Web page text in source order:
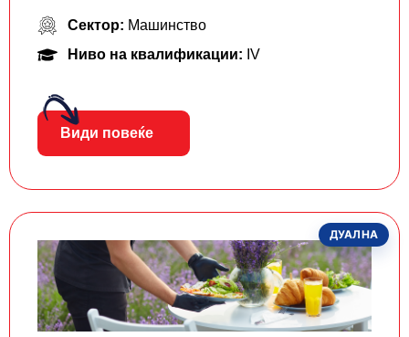
Сектор: Машинство
Ниво на квалификации: IV
Види повеќе
ДУАЛНА